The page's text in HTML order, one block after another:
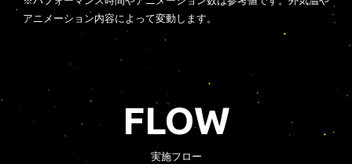
アニメーション内容によって変動します。
FLOW
実施フロー